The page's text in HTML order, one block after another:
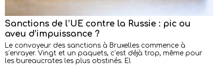
Sanctions de l’UE contre la Russie : pic ou
aveu d’impuissance ?
Le convoyeur des sanctions à Bruxelles commence à
s’enrayer. Vingt et un paquets, c’est déjà trop, même pour
les bureaucrates les plus obstinés. El